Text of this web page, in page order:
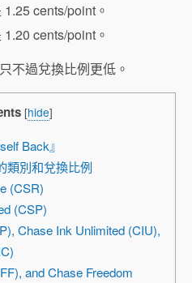
cents/point。
cents/point。
不過兌換比例更低。
[hide]
Back』
類別和兌換比例
(CSR)
(CSP)
Chase Ink Unlimited (CIU),
and Chase Freedom